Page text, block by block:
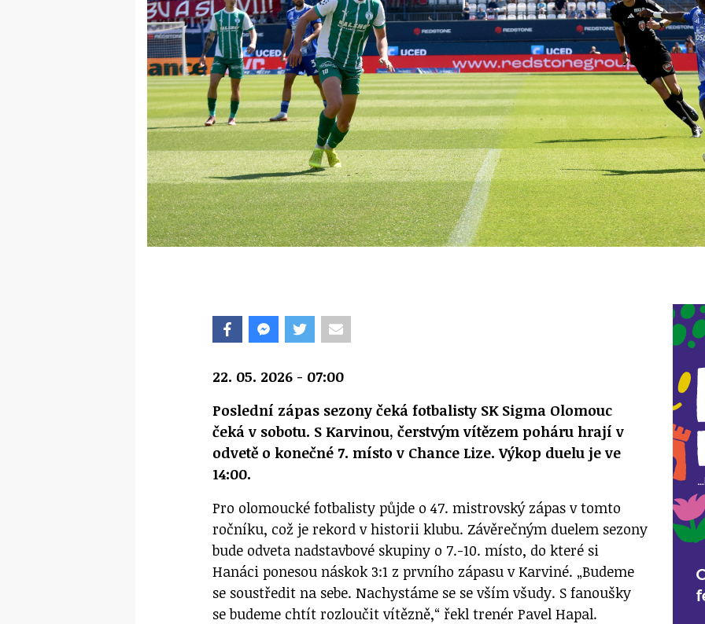
22. 05. 2026 - 07:00
Poslední zápas sezony čeká fotbalisty SK Sigma Olomouc
čeká v sobotu. S Karvinou, čerstvým vítězem poháru hrají v
odvetě o konečné 7. místo v Chance Lize. Výkop duelu je ve
14:00.
Pro olomoucké fotbalisty půjde o 47. mistrovský zápas v tomto
ročníku, což je rekord v historii klubu. Závěrečným duelem sezony
bude odveta nadstavbové skupiny o 7.-10. místo, do které si
Hanáci ponesou náskok 3:1 z prvního zápasu v Karviné. „Budeme
se soustředit na sebe. Nachystáme se se vším všudy. S fanoušky
se budeme chtít rozloučit vítězně,“ řekl trenér Pavel Hapal.